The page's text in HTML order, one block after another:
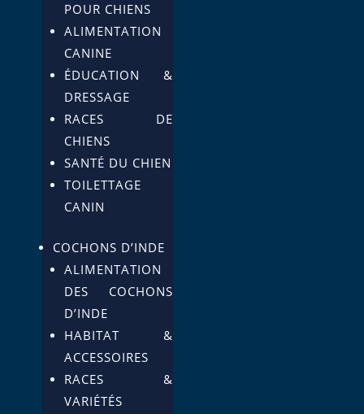
POUR CHIENS
ALIMENTATION
CANINE
ÉDUCATION &
DRESSAGE
RACES DE
CHIENS
SANTÉ DU CHIEN
TOILETTAGE
CANIN
COCHONS D’INDE
ALIMENTATION
DES COCHONS
D’INDE
HABITAT &
ACCESSOIRES
RACES &
VARIÉTÉS